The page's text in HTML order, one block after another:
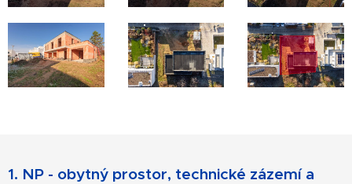
1. NP - obytný prostor, technické zázemí a